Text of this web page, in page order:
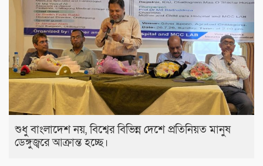
শুধু বাংলাদেশ নয়, বিশ্বের বিভিন্ন দেশে প্রতিনিয়ত মানুষ
ডেঙ্গুজ্বরে আক্রান্ত হচ্ছে।